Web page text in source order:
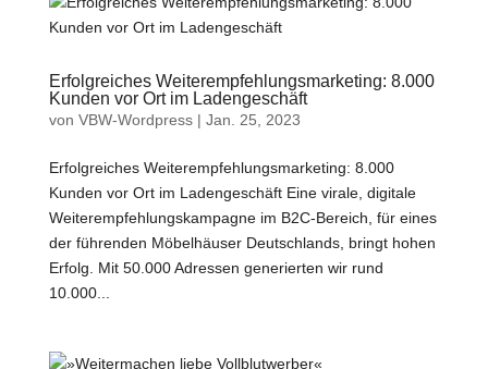
Erfolgreiches Weiterempfehlungsmarketing: 8.000
Kunden vor Ort im Ladengeschäft
von VBW-Wordpress| Jan. 25, 2023
Erfolgreiches Weiterempfehlungsmarketing: 8.000
Kunden vor Ort im Ladengeschäft Eine virale, digitale
Weiterempfehlungskampagne im B2C-Bereich, für eines
der führenden Möbelhäuser Deutschlands, bringt hohen
Erfolg. Mit 50.000 Adressen generierten wir rund
10.000...